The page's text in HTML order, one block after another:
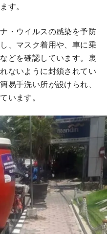
す。
・ウイルスの感染を予防
、マスク着用や、車に乗
どを確認しています。裏
ないように封鎖されてい
易手洗い所が設けられ、
います。